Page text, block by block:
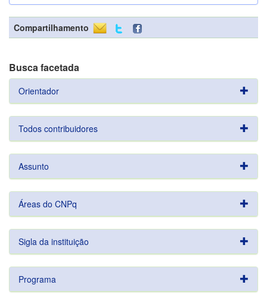
Compartilhamento
Busca facetada
Orientador
Todos contribuidores
Assunto
Áreas do CNPq
Sigla da instituição
Programa